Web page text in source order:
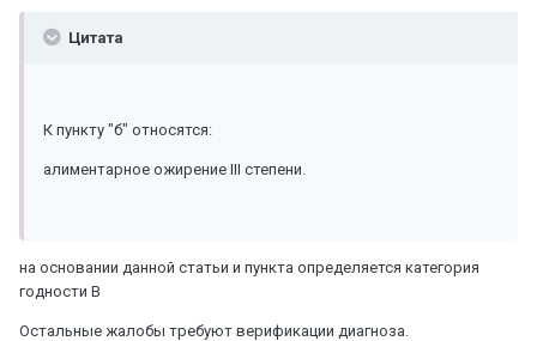
Цитата
К пункту "б" относятся:
алиментарное ожирение III степени.
на основании данной статьи и пункта определяется категория
годности В
Остальные жалобы требуют верификации диагноза.